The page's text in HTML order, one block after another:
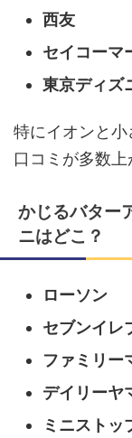
西友
セイコーマ
東京ディズ
特にイオンと
口コミが多数上
かじるバター
ニはどこ？
ローソン
セブンイレ
ファミリー
デイリーヤ
ミニストッ